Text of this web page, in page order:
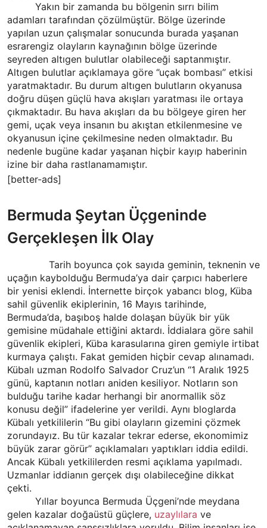
Yakın bir zamanda bu bölgenin sırrı bilim
adamları tarafından çözülmüştür. Bölge üzerinde
yapılan uzun çalışmalar sonucunda burada yaşanan
esrarengiz olayların kaynağının bölge üzerinde
seyreden altıgen bulutlar olabileceği saptanmıştır.
Altıgen bulutlar açıklamaya göre ‘’uçak bombası’’ etkisi
yaratmaktadır. Bu durum altıgen bulutların okyanusa
doğru düşen güçlü hava akışları yaratması ile ortaya
çıkmaktadır. Bu hava akışları da bu bölgeye giren her
gemi, uçak veya insanın bu akıştan etkilenmesine ve
okyanusun içine çekilmesine neden olmaktadır. Bu
nedenle bugüne kadar yaşanan hiçbir kayıp haberinin
izine bir daha rastlanamamıştır.
[better-ads]
Bermuda Şeytan Üçgeninde
Gerçekleşen İlk Olay
Tarih boyunca çok sayıda geminin, teknenin ve
uçağın kaybolduğu Bermuda’ya dair çarpıcı haberlere
bir yenisi eklendi. İnternette birçok yabancı blog, Küba
sahil güvenlik ekiplerinin, 16 Mayıs tarihinde,
Bermuda’da, başıboş halde dolaşan büyük bir yük
gemisine müdahale ettiğini aktardı. İddialara göre sahil
güvenlik ekipleri, Küba karasularına giren gemiyle irtibat
kurmaya çalıştı. Fakat gemiden hiçbir cevap alınamadı.
Kübalı uzman Rodolfo Salvador Cruz’un “1 Aralık 1925
günü, kaptanın notları aniden kesiliyor. Notların son
bulduğu tarihe kadar herhangi bir anormallik söz
konusu değil” ifadelerine yer verildi. Aynı bloglarda
Kübalı yetkililerin “Bu gibi olayların gizemini çözmek
zorundayız. Bu tür kazalar tekrar ederse, ekonomimiz
büyük zarar görür” açıklamaları yaptıkları iddia edildi.
Ancak Kübalı yetkililerden resmi açıklama yapılmadı.
Uzmanlar iddianın gerçek dışı olabileceğine dikkat
çekti.
Yıllar boyunca Bermuda Üçgeni’nde meydana
gelen kazalar doğaüstü güçlere, uzaylılara ve